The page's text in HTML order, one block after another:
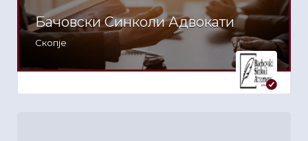
Бачовски Синколи Адвокати
Скопје